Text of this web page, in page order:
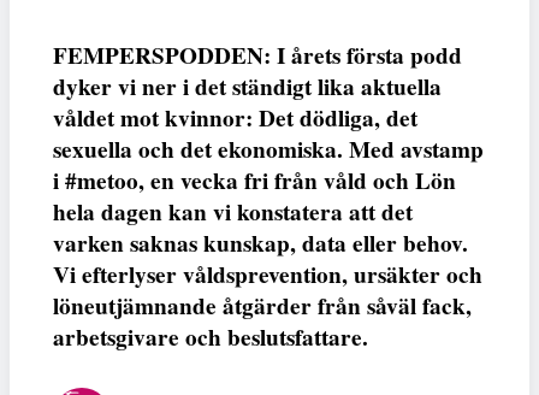
FEMPERSPODDEN: I årets första podd
dyker vi ner i det ständigt lika aktuella
våldet mot kvinnor: Det dödliga, det
sexuella och det ekonomiska. Med avstamp
i #metoo, en vecka fri från våld och Lön
hela dagen kan vi konstatera att det
varken saknas kunskap, data eller behov.
Vi efterlyser våldsprevention, ursäkter och
löneutjämnande åtgärder från såväl fack,
arbetsgivare och beslutsfattare.